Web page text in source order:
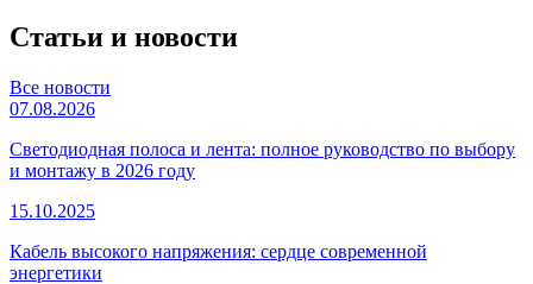
Статьи и новости
Все новости
07.08.2026
Светодиодная полоса и лента: полное руководство по выбору
и монтажу в 2026 году
15.10.2025
Кабель высокого напряжения: сердце современной
энергетики